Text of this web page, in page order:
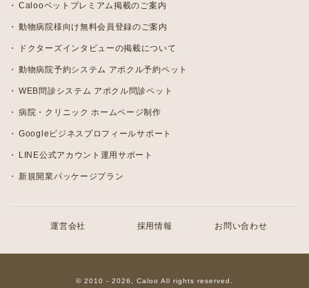
Calooペットプレミアム掲載のご案内
動物病院様向け無料会員登録のご案内
ドクターズインタビューの掲載について
動物病院予約システム アポクル予約ペット
WEB問診システム アポクル問診ペット
病院・クリニック ホームページ制作
Googleビジネスプロフィールサポート
LINE公式アカウント運用サポート
新規開業パッケージプラン
運営会社 採用情報 お問い合わせ
© 2010 - 2026, Caloo All rights reserved.